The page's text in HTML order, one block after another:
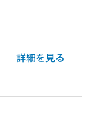
詳細を見る